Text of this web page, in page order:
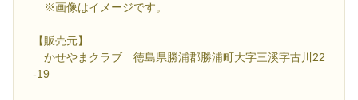
※画像はイメージです。
【販売元】
かせやまクラブ 徳島県勝浦郡勝浦町大字三溪字古川22
-19